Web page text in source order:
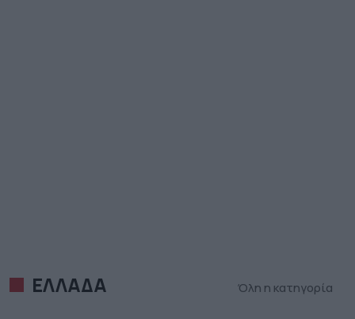
ΕΛΛΑΔΑ Όλη η κατηγορία